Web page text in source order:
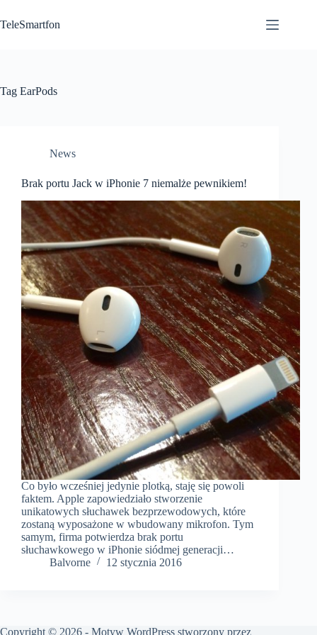
do
treści
TeleSmartfon
Tag EarPods
News
Brak portu Jack w iPhonie 7 niemalże pewnikiem!
Co było wcześniej jedynie plotką, staję się powoli
faktem. Apple zapowiedziało stworzenie
unikatowych słuchawek bezprzewodowych, które
zostaną wyposażone w wbudowany mikrofon. Tym
samym, firma potwierdza brak portu
słuchawkowego w iPhonie siódmej generacji…
Balvorne
12 stycznia 2016
Copyright © 2026 - Motyw WordPress stworzony przez